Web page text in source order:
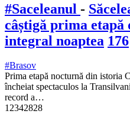
#Saceleanul -
câștigă prima etapă
integral noaptea 176
#Brasov
Prima etapă nocturnă din istoria
încheiat spectaculos la
record a…
12342828